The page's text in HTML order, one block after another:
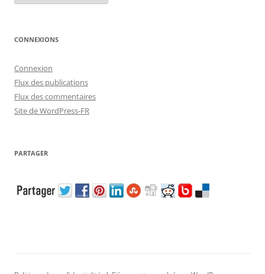
CONNEXIONS
Connexion
Flux des publications
Flux des commentaires
Site de WordPress-FR
PARTAGER